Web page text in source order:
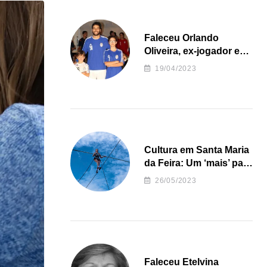
Faleceu Orlando
Oliveira, ex-jogador e
treinador da formação
19/04/2023
Cultura em Santa Maria
da Feira: Um ‘mais’ para
o Concelho
26/05/2023
Faleceu Etelvina